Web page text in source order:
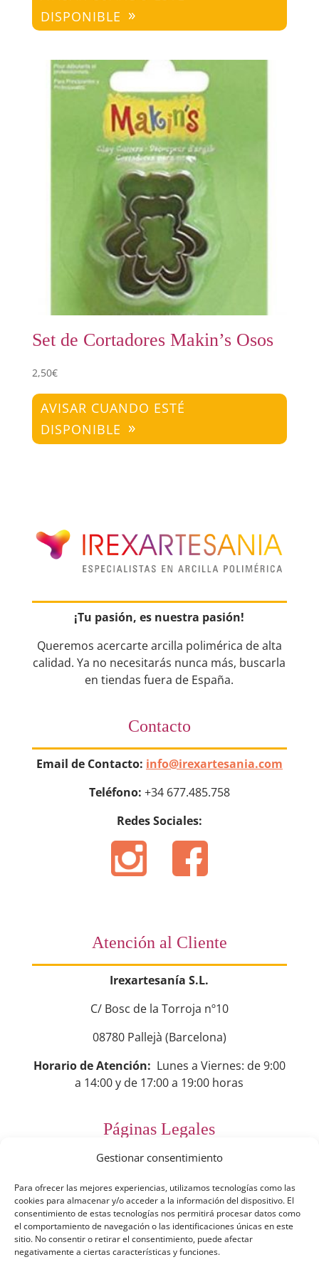
Gestionar consentimiento
Para ofrecer las mejores experiencias, utilizamos tecnologías como las
cookies para almacenar y/o acceder a la información del dispositivo. El
consentimiento de estas tecnologías nos permitirá procesar datos como
el comportamiento de navegación o las identificaciones únicas en este
sitio. No consentir o retirar el consentimiento, puede afectar
negativamente a ciertas características y funciones.
DISPONIBLE
Set de Cortadores Makin’s Osos
2,50€
AVISAR CUANDO ESTÉ
DISPONIBLE
¡Tu pasión, es nuestra pasión!
Queremos acercarte arcilla polimérica de alta
calidad. Ya no necesitarás nunca más, buscarla
en tiendas fuera de España.
Contacto
Email de Contacto: info@irexartesania.com
Teléfono: +34 677.485.758
Redes Sociales:
Atención al Cliente
Irexartesanía S.L.
C/ Bosc de la Torroja nº10
08780 Pallejà (Barcelona)
Horario de Atención: Lunes a Viernes: de 9:00
a 14:00 y de 17:00 a 19:00 horas
Páginas Legales
Preguntas Frecuentes
Aviso Legal
Política de Privacidad
Política de Cookies